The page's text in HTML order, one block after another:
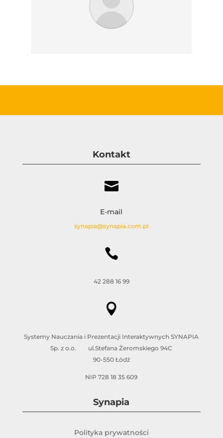
Kontakt

E-mail
synapia@synapia.com.pl

42 288 16 99

Systemy Nauczania i Prezentacji Interaktywnych SYNAPIA
Sp. z o.o. ul.Stefana Żeromskiego 94C
90-550 Łódź
NIP 728 18 35 609
Synapia
Polityka prywatności